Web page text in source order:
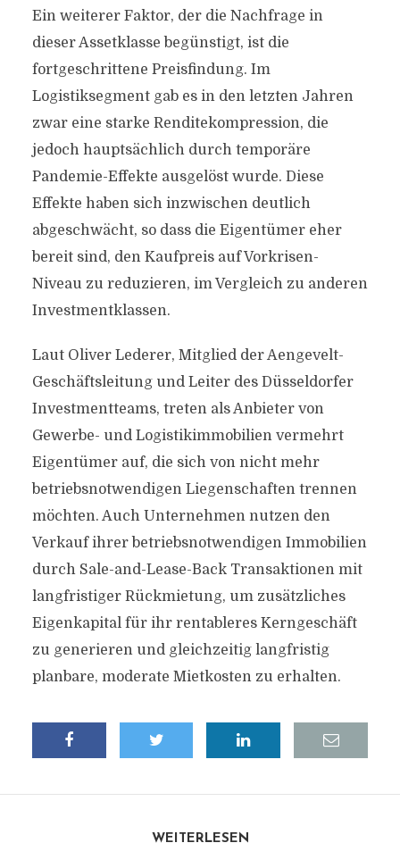
Ein weiterer Faktor, der die Nachfrage in
dieser Assetklasse begünstigt, ist die
fortgeschrittene Preisfindung. Im
Logistiksegment gab es in den letzten Jahren
zwar eine starke Renditekompression, die
jedoch hauptsächlich durch temporäre
Pandemie-Effekte ausgelöst wurde. Diese
Effekte haben sich inzwischen deutlich
abgeschwächt, so dass die Eigentümer eher
bereit sind, den Kaufpreis auf Vorkrisen-
Niveau zu reduzieren, im Vergleich zu anderen
Investmentklassen.
Laut Oliver Lederer, Mitglied der Aengevelt-
Geschäftsleitung und Leiter des Düsseldorfer
Investmentteams, treten als Anbieter von
Gewerbe- und Logistikimmobilien vermehrt
Eigentümer auf, die sich von nicht mehr
betriebsnotwendigen Liegenschaften trennen
möchten. Auch Unternehmen nutzen den
Verkauf ihrer betriebsnotwendigen Immobilien
durch Sale-and-Lease-Back Transaktionen mit
langfristiger Rückmietung, um zusätzliches
Eigenkapital für ihr rentableres Kerngeschäft
zu generieren und gleichzeitig langfristig
planbare, moderate Mietkosten zu erhalten.
WEITERLESEN